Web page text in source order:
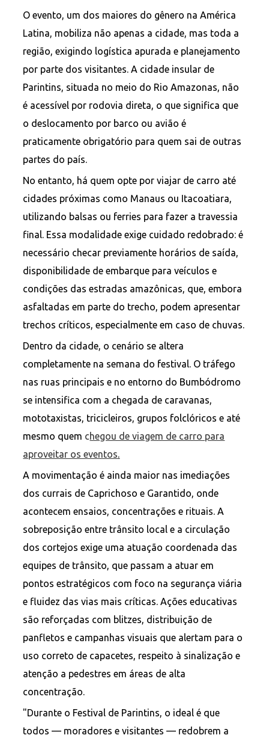
O evento, um dos maiores do gênero na América
Latina, mobiliza não apenas a cidade, mas toda a
região, exigindo logística apurada e planejamento
por parte dos visitantes. A cidade insular de
Parintins, situada no meio do Rio Amazonas, não
é acessível por rodovia direta, o que significa que
o deslocamento por barco ou avião é
praticamente obrigatório para quem sai de outras
partes do país.
No entanto, há quem opte por viajar de carro até
cidades próximas como Manaus ou Itacoatiara,
utilizando balsas ou ferries para fazer a travessia
final. Essa modalidade exige cuidado redobrado: é
necessário checar previamente horários de saída,
disponibilidade de embarque para veículos e
condições das estradas amazônicas, que, embora
asfaltadas em parte do trecho, podem apresentar
trechos críticos, especialmente em caso de chuvas.
Dentro da cidade, o cenário se altera
completamente na semana do festival. O tráfego
nas ruas principais e no entorno do Bumbódromo
se intensifica com a chegada de caravanas,
mototaxistas, tricicleiros, grupos folclóricos e até
mesmo quem chegou de viagem de carro para
aproveitar os eventos.
A movimentação é ainda maior nas imediações
dos currais de Caprichoso e Garantido, onde
acontecem ensaios, concentrações e rituais. A
sobreposição entre trânsito local e a circulação
dos cortejos exige uma atuação coordenada das
equipes de trânsito, que passam a atuar em
pontos estratégicos com foco na segurança viária
e fluidez das vias mais críticas. Ações educativas
são reforçadas com blitzes, distribuição de
panfletos e campanhas visuais que alertam para o
uso correto de capacetes, respeito à sinalização e
atenção a pedestres em áreas de alta
concentração.
"Durante o Festival de Parintins, o ideal é que
todos — moradores e visitantes — redobrem a